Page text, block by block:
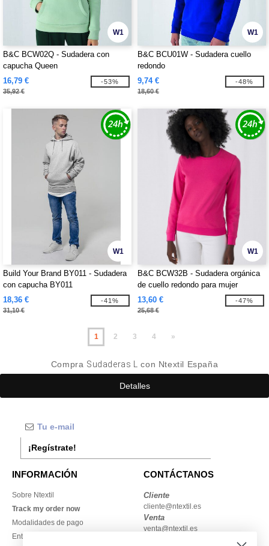
W1
B&C BCW02Q - Sudadera con
capucha Queen
16,79 €
35,92 €
-53%
W1
B&C BCU01W - Sudadera cuello
redondo
9,74 €
18,60 €
-48%
W1
Build Your Brand BY011 - Sudadera
con capucha BY011
18,36 €
31,10 €
-41%
W1
B&C BCW32B - Sudadera orgánica
de cuello redondo para mujer
13,60 €
25,68 €
-47%
1 2 3 4 »
Compra Sudaderas L con Ntextil España
Detalles
¡Regístrate!
INFORMACIÓN
Sobre Ntextil
Track my order now
Modalidades de pago
Entrega
CONTÁCTANOS
Cliente
cliente@ntextil.es
Venta
venta@ntextil.es